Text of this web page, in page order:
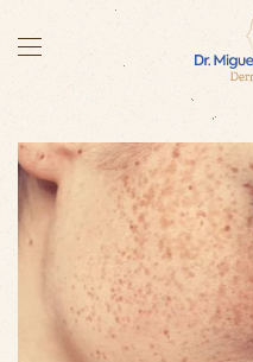
Skip to main content